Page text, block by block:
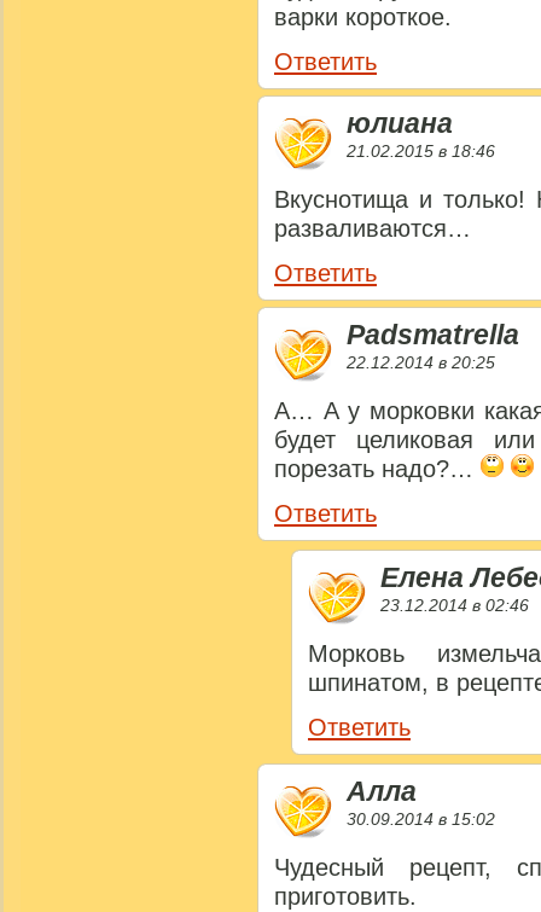
варки короткое.
Ответить
юлиана
21.02.2015 в 18:46
Вкуснотища и
разваливаются…
Ответить
Padsmatrella
22.12.2014 в 20:25
А… А у морковки
будет целиковая
порезать надо?…
Ответить
Елена
23.12.2014 в 02:46
Морковь
шпинатом, в
Ответить
Алла
30.09.2014 в 15:02
Чудесный рецепт,
приготовить.